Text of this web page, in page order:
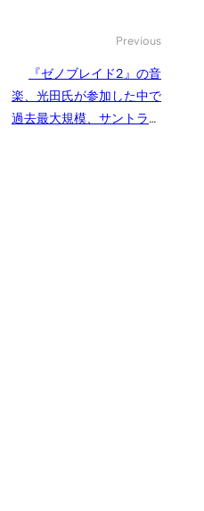
Previous
『ゼノブレイド2』の音
楽、光田氏が参加した中で
過去最大規模、サントラも